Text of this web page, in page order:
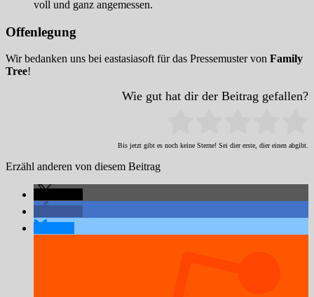
voll und ganz angemessen.
Offenlegung
Wir bedanken uns bei eastasiasoft für das Pressemuster von Family
Tree!
Wie gut hat dir der Beitrag gefallen?
Bis jetzt gibt es noch keine Sterne! Sei dier erste, dier einen abgibt.
Erzähl anderen von diesem Beitrag